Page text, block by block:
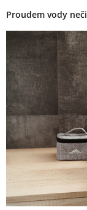
Proudem vody